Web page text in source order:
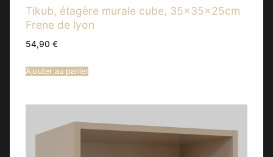
Tikub, étagère murale cube, 35x35x25cm
Frene de lyon
54,90 €
Ajouter au panier